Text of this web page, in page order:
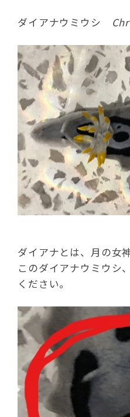
ダイアナウミウシ
ダイアナとは、月の女
このダイアナウミウシ
ください。